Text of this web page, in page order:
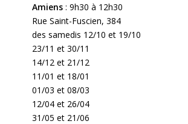
Amiens: 9h30 à 12h30
Rue Saint-Fuscien, 384
des samedis 12/10 et 19/10
23/11 et 30/11
14/12 et 21/12
11/01 et 18/01
01/03 et 08/03
12/04 et 26/04
31/05 et 21/06